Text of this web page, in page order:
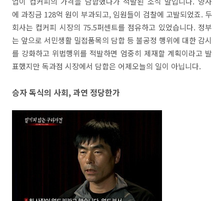
에 과징금 128억 원이 부과되고, 임원들이 검찰에 고발되었죠. 두
회사는 컵커피 시장의 75.5퍼센트를 점유하고 있었습니다. 정부
는 앞으로 서민생활 밀접품목의 담합 등 불공정 행위에 대한 감시
를 강화하고 위법행위를 적발하면 엄중히 제재할 계획이라고 발
표했지만 독과점 시장에서 담합은 어제오늘의 일이 아닙니다.
승자 독식의 사회, 과연 정당한가